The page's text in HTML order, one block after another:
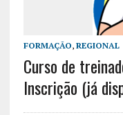
FORMAÇÃO, REGIONAL
Curso de
Inscrição (já